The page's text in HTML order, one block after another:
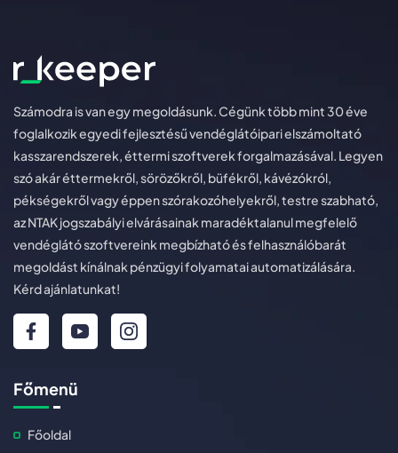
Számodra is van egy megoldásunk. Cégünk több mint 30 éve
foglalkozik egyedi fejlesztésű vendéglátóipari elszámoltató
kasszarendszerek, éttermi szoftverek forgalmazásával. Legyen
szó akár éttermekről, sörözőkről, büfékről, kávézókról,
pékségekről vagy éppen szórakozóhelyekről, testre szabható,
az NTAK jogszabályi elvárásainak maradéktalanul megfelelő
vendéglátó szoftvereink megbízható és felhasználóbarát
megoldást kínálnak pénzügyi folyamatai automatizálására.
Kérd ajánlatunkat!
Főmenü
Főoldal